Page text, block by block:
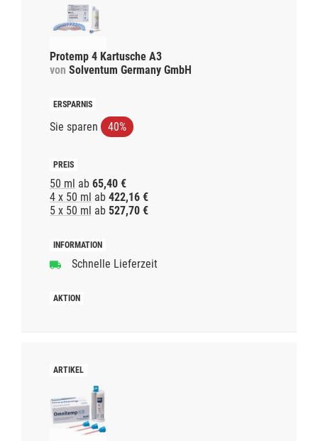
Protemp 4 Kartusche A3
von Solventum Germany GmbH
Sie sparen 40%
50 ml ab 65,40 €
4 x 50 ml ab 422,16 €
5 x 50 ml ab 527,70 €
Schnelle Lieferzeit